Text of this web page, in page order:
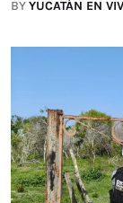
BYYUCATÁN EN